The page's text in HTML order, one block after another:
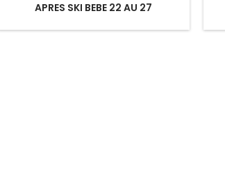
APRES SKI BEBE 22 AU 27